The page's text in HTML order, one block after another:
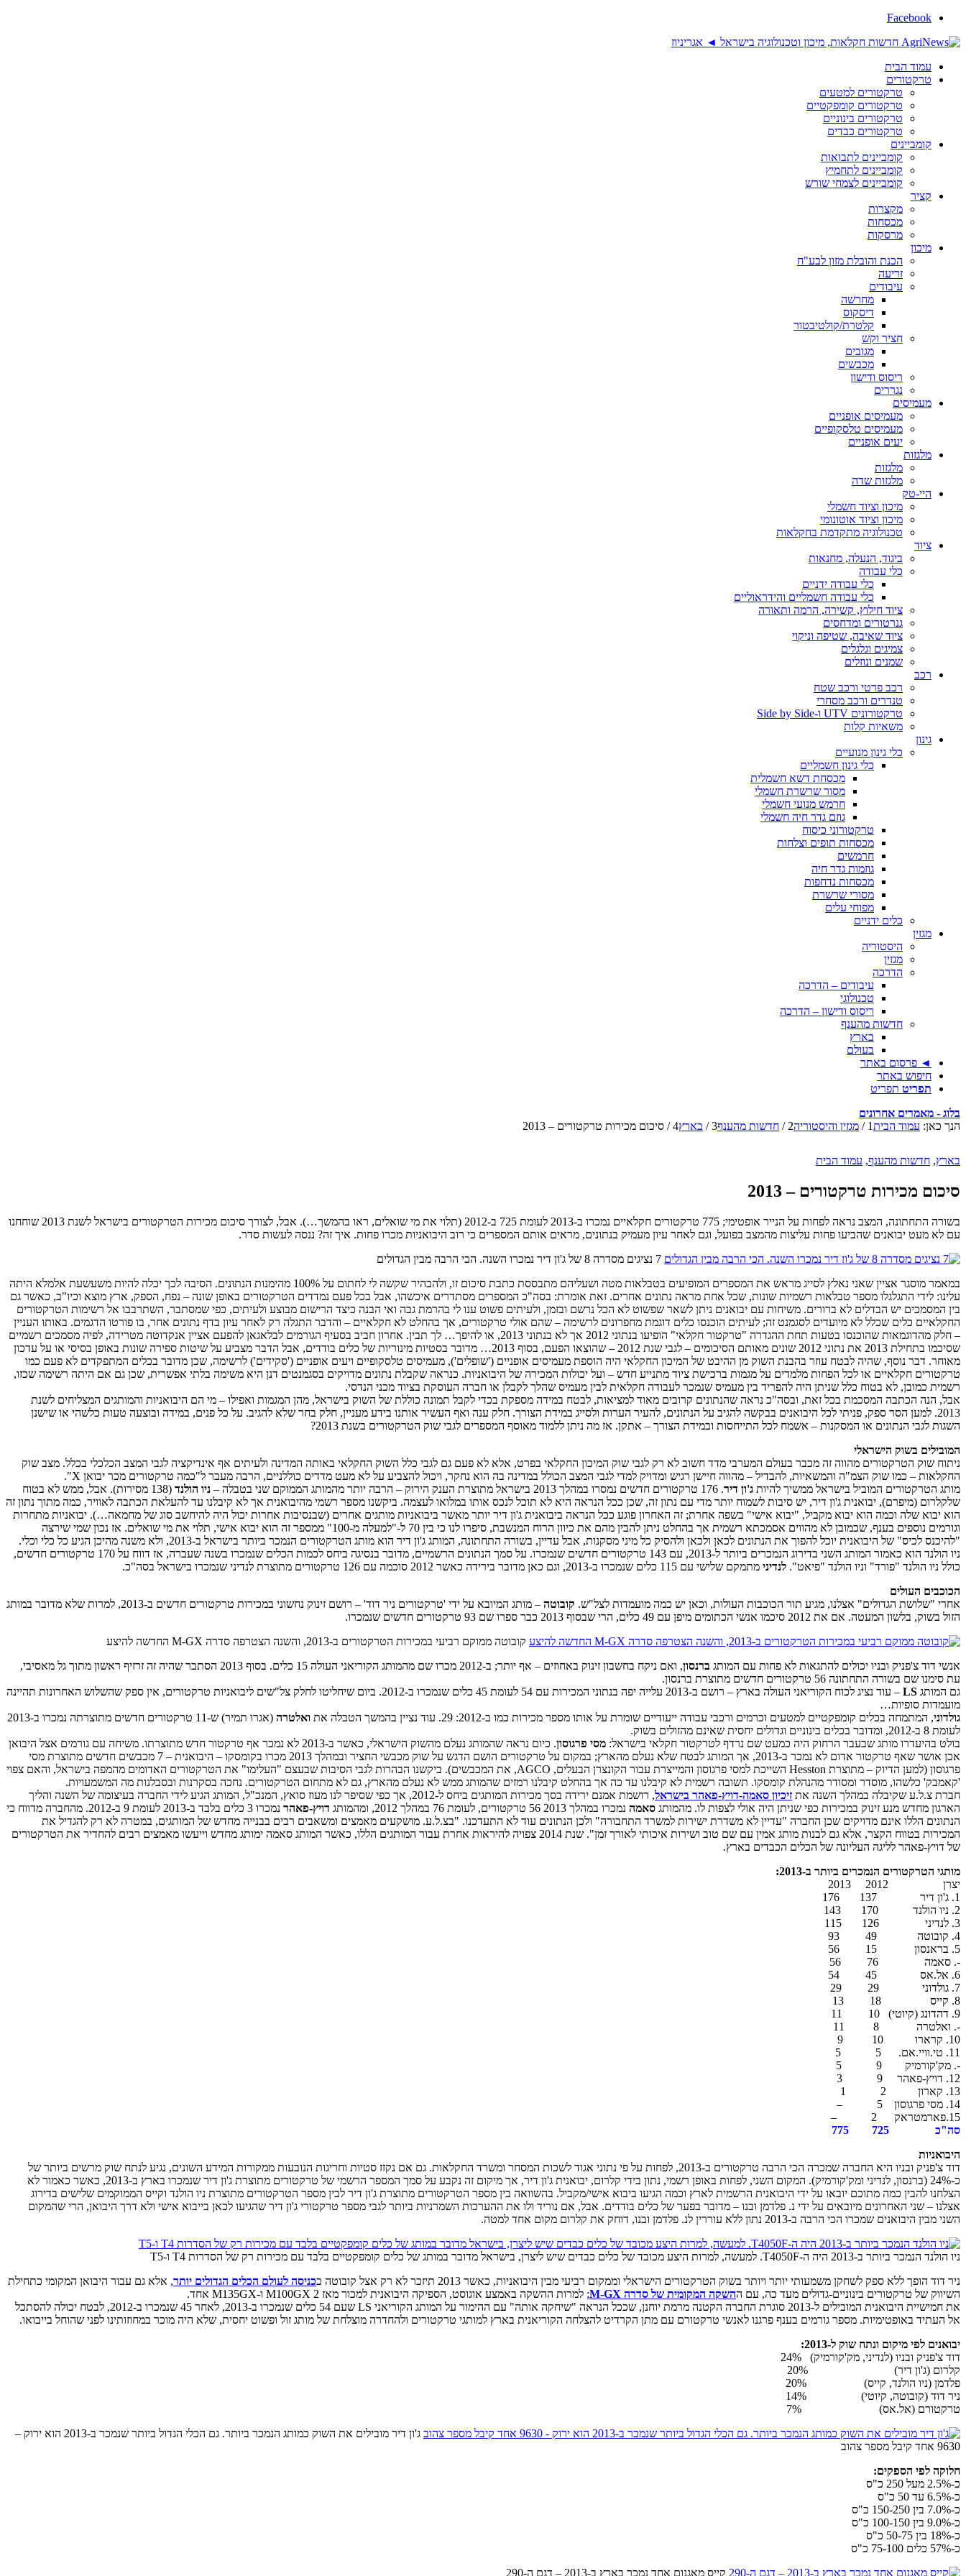
Facebook
עמוד הבית
טרקטורים
טרקטורים למטעים
טרקטורים קומפקטיים
טרקטורים בינוניים
טרקטורים כבדים
קומביינים
קומביינים לתבואות
קומביינים לתחמיץ
קומביינים לצמחי שורש
קציר
מקצרות
מכסחות
מרסקות
מיכון
הכנת והובלת מזון לבע"ח
זריעה
עיבודים
מחרשה
דיסקוס
קלטרת/קולטיבטור
חציר וקש
מגובים
מכבשים
ריסוס ודישון
נגררים
מעמיסים
מעמיסים אופניים
מעמיסים טלסקופיים
יעים אופניים
מלגזות
מלגזות
מלגזות שדה
היי-טק
מיכון וציוד חשמלי
מיכון וציוד אוטונומי
טכנולוגיה מתקדמת בחקלאות
ציוד
ביגוד, הנעלה, מחנאות
כלי עבודה
כלי עבודה ידניים
כלי עבודה חשמליים והידראוליים
ציוד חילוץ, קשירה, הרמה ותאורה
גנרטורים ומדחסים
ציוד שאיבה, שטיפה וניקוי
צמיגים וגלגלים
שמנים ונוזלים
רכב
רכב פרטי ורכב שטח
טנדרים ורכב מסחרי
טרקטורונים UTV ו-Side by Side
משאיות קלות
גינון
כלי גינון מנועיים
כלי גינון חשמליים
מכסחת דשא חשמלית
מסור שרשרת חשמלי
חרמש מנועי חשמלי
גוזם גדר חיה חשמלי
טרקטורוני כיסוח
מכסחות תופים וצלחות
חרמשים
גוזמות גדר חיה
מכסחות נדחפות
מסורי שרשרת
מפוחי עלים
כלים ידניים
מגזין
היסטוריה
מגזין
הדרכה
עיבודים – הדרכה
טכנולוגי
ריסוס ודישון – הדרכה
חדשות מהענף
בארץ
בעולם
◄ פרסום באתר
חיפוש באתר
תפריט תפריט
בלוג - מאמרים אחרונים
הנך כאן: עמוד הבית1
/ מגזין והיסטוריה2
/ חדשות מהענף3
/ בארץ4
/ סיכום מכירות טרקטורים – 2013
בארץ, חדשות מהענף, עמוד הבית
סיכום מכירות טרקטורים – 2013
בשורה התחתונה, המצב נראה לפחות על הנייר אופטימי; 775 טרקטורים חקלאיים נמכרו ב-2013 לעומת 725 ב-2012 (תלוי את מי שואלים, ראו בהמשך…). אבל, לצורך סיכום מכירות הטרקטורים בישראל לשנת 2013 שוחחנו
עם לא מעט יבואנים שהביעו פחות עליצות מהמצב בפועל, וגם לאחר עיון מעמיק בנתונים, מראים אותם המספרים כי רוב היבואניות מכרו פחות. איך זה? ננסה לעשות סדר.
במאמר מוסגר אציין שאני נאלץ לסייג מראש את המספרים המופיעים בטבלאות מטה ושעליהם מתבססת כתבת סיכום זו, ולהבהיר שקשה לי לחתום על 100% מהימנות הנתונים. הסיבה לכך יכלה להיות משעשעת אלמלא היתה
עלינו: לידי התגלגלו מספר טבלאות רשמיות שונות, שכל אחת מראה נתונים אחרים. זאת אומרת: בסה"כ המספרים מסתדרים איכשהו, אבל בכל פעם נמדדים הטרקטורים באופן שונה – נפח, הספק, ארץ מוצא וכיו"ב, כאשר גם
בין המסמכים יש הבדלים לא ברורים. משיחות עם יבואנים ניתן לשאר שפשוט לא הכל נרשם ובזמן, ולעיתים פשוט ענו לי בהרמת גבה ואי הבנה כיצד הרישום מבוצע ולעיתים, כפי שמסתבר, השתרבבו אל רשימות הטרקטורים
החקלאיים כלים שכלל לא מיועדים לסגמנט זה; לעיתים הוכנסו כלים דוגמת מחפרונים לרשימה – שהם אולי טרקטורים, אך בהחלט לא חקלאיים – והדבר התגלה רק לאחר עיון בדף נתונים אחר, בו פורטו הדגמים. באותו העניין
– חלק מהדוגמאות שהוכנסו בטעות תחת ההגדרה "טרקטור חקלאי" הופיעו בנתוני 2012 אך לא בנתוני 2013, או להיפך… לך תבין. אחרון חביב בסעיף הגורמים לבלאגאן להפעם אציין אנקדוטה מטרידה, לפיה מסמכים רשמיים
שסיכמו בתחילת 2013 את נתוני 2012 שונים מאותם הסיכומים – לגבי שנת 2012 – שהוצאו הפעם, בסוף 2013… מדובר בסטיות מינוריות של כלים בודדים, אבל הדבר מצביע על שיטות ספירה שונות באופן בסיסי או על עדכון
מאוחר. דבר נוסף, שהיה לבטח עוזר בהבנת השוק מן ההיבט של המיכון החקלאי היה הוספת מעמיסים אופניים ('שופלים'), מעמיסים טלסקופיים ויעים אופניים ('סקידים') לרשימה, שכן מדובר בכלים המתפקדים לא פעם כמו
טרקטורים חקלאיים או לכל הפחות מלמדים על מגמות ברכישת ציוד מתנייע חדש – ועל יכולות המכירה של היבואניות. כנראה שקבלת נתונים מדויקים בסגמנטים דנן היא משימה בלתי אפשרית, שכן גם אם היתה רשימה שכזו,
רשמית כמובן, לא בטוח כלל שניתן היה להפריד בין מעמיס שנמכר לעבודה חקלאית לבין מעמיס שהלך לקבלן או חברה העוסקת בציוד מכני הנדסי.
אבל, הנה הכתבה המסכמת בכל זאת, ובסה"כ נראה שהנתונים קרובים מאוד למציאות, לבטח במידה מספקת בכדי לקבל תמונה כוללת של השוק בישראל, מהן המגמות ואפילו – מי הם היבואניות והמותגים המצליחים לשנת
2013. למען הסר ספק, פניתי לכל היבואנים בבקשה להגיב על הנתונים, להעיר הערות ולסייג במידת הצורך. חלק ענה ואף העשיר אותנו בידע מעניין, חלק בחר שלא להגיב. על כל פנים, במידה ובוצעה טעות כלשהי או שישנן
השגות לגבי הנתונים או המסקנות – אשמח לכל התייחסות ובמידת הצורך – אתקן. אז מה ניתן ללמוד מאוסף המספרים לגבי שוק הטרקטורים בשנת 2013?
המובילים בשוק הישראלי
ניתוח שוק הטרקטורים מהווה זה מכבר בעולם המערבי מדד חשוב לא רק לגבי שוק המיכון החקלאי בפרט, אלא לא פעם גם לגבי כלל השוק החקלאי באותה המדינה ולעיתים אף אינדיקציה לגבי המצב הכלכלי בכלל. מצב שוק
החקלאות – כמו שוק הצמ"ה והמשאיות, להבדיל – מהווה חיישן רגיש ומדויק למדי לגבי המצב הכולל במדינה בה הוא נחקר, ויכול להצביע על לא מעט מדדים כוללניים, הרבה מעבר ל"כמה טרקטורים מכר יבואן X".
מותג הטרקטורים המוביל בישראל ממשיך להיות ג'ון דיר. 176 טרקטורים חדשים נמסרו במהלך 2013 בישראל מתוצרת הענק הירוק – הרבה יותר מהמותג הממוקם שני בטבלה – ניו הולנד
(138 מסירות). אבל, ממש לא בטוח
שלקלרום (מיפרם), יבואנית ג'ון דיר, יש סיבות לשמוח יותר מדי עם נתון זה, שכן ככל הנראה היא לא תוכל לנכס אותו במלואו לעצמה. ביקשנו מספר רשמי מהיבואנית אך לא קיבלנו עד להעלאת הכתבה לאוויר, כמה מתוך נתון זה
הוא יבוא שלה וכמה הוא יבוא מקביל, "יבוא אישי" בשפה אחרת; זה האחרון פוגע ככל הנראה ביבואנית ג'ון דיר יותר מאשר ביבואניות מותגים אחרים (שבנסיבות אחרות יכול היה להיחשב סוג של מחמאה…). יבואניות מתחרות
וגורמים נוספים בענף, שכמובן לא מהווים אסמכתא רשמית אך בהחלט ניתן להבין מהם את כיוון הרוח המנשבת, סיפרו לנו כי בין 70 ל-"למעלה מ-100" ממספר זה הוא יבוא אישי, תלוי את מי שואלים. אז נכון שמי שירצה
"להיכנס לכיס" של היבואנית יוכל להפוך את הנתונים לכאן ולכאן ולהסיק כל מיני מסקנות, אבל עדיין, בשורה התחתונה, המותג ג'ון דיר הוא מותג הטרקטורים הנמכר ביותר בישראל ב-2013, ולא משנה מהיכן הגיע כל כלי וכלי.
ניו הולנד הוא כאמור המותג השני בדירוג הנמכרים ביותר ל-2013, עם 143 טרקטורים חדשים שנמכרו. על סמך הנתונים הרשמיים, מדובר בנסיגה ביחס לכמות הכלים שנמכרו בשנה שעברה, אז דווח על 170 טרקטורים חדשים,
כולל ניו הולנד "פורד" וניו הולנד "פיאט". לנדיני מתמקם שלישי עם 115 כלים שנמכרו ב-2013, וגם כאן מדובר בירידה כאשר 2012 סוכמה עם 126 טרקטורים מתוצרת לנדיני שנמכרו בישראל בסה"כ.
הכוכבים העולים
אחרי "שלושת הגדולים" אצלנו, מגיע תור הכוכבות העולות, וכאן יש כמה מועמדות לצל"ש. קובוטה
– מותג המיובא על ידי 'טרקטורים ניר דוד' – רושם זינוק נחשוני במכירות טרקטורים חדשים ב-2013, למרות שלא מדובר במותג
הזול בשוק, בלשון המעטה. אם את 2012 סיכמו אנשי הכתומים מיפן עם 49 כלים, הרי שבסוף 2013 כבר ספרו שם 93 טרקטורים חדשים שנמכרו.
קובוטה ממוקם רביעי במכירות הטרקטורים ב-2013, והשנה הצטרפה סדרה M-GX החדשה להיצע
אנשי דוד צ'פניק ובניו יכולים להתגאות לא פחות עם המותג ברנסון
, ואם ניקח בחשבון זינוק באחוזים – אף יותר; ב-2012 מכרו שם מהמותג הקוריאני העולה 15 כלים. בסוף 2013 הסתבר שהיה זה זרזיף ראשון מתוך גל מאסיבי,
עת סימנו שם בשורה התחתונה 56 טרקטורים חדשים מתוצרת ברנסון.
גם המותג LS
– עוד נציג לכוח הקוריאני העולה בארץ – רושם ב-2013 עלייה יפה בנתוני המכירות עם 54 לעומת 45 כלים שנמכרו ב-2012. ביום שיחליטו לחלק צל"שים ליבואניות טרקטורים, אין ספק שהשלוש האחרונות תהיינה
מועמדות סופיות…
גולדוני, המתמחה בכלים קומפקטיים למטעים וכרמים ורכבי עבודה ייעודיים שומרת על אותו מספר מכירות כמו ב-2012: 29. עוד נציין בהמשך הטבלה את ואלטרה
(אגרו תמיר) ש-11 טרקטורים חדשים מתוצרתה נמכרו ב-2013
לעומת 8 ב-2012, ומדובר בכלים בינוניים וגדולים יחסית שאינם מהזולים בשוק.
בולט בהיעדרו מותג שבעבר הרחוק היה כמעט שם נרדף לטרקטור חקלאי בישראל: מסי פרגוסון
. כיום נראה שהמותג נעלם מהשוק הישראלי, כאשר ב-2013 לא נמכר אף טרקטור חדש מתוצרתו. משיחה עם גורמים אצל היבואן
אכן אושר שאף טרקטור אדום לא נמכר ב-2013, אך המותג לבטח שלא נעלם מהארץ; במקום על טרקטורים הושם הדגש על שוק מכבשי החציר ובמהלך 2013 מכרו בקומסקו – היבואנית – 7 מכבשים חדשים מתוצרת מסי
פרגוסון (למען הדיוק – מתוצרת Hesston השייכת למסי פרגוסון והמייצרת עבור הקונצרן הבעלים, AGCO, את המכבשים). ביקשנו הבהרות לגבי הסיבות שבעצם "העלימו" את הטרקטורים האדומים מהמפה בישראל, והאם צפוי
'קאמבק' כלשהו, מוסדר ומסודר מהנהלת קומסקו. תשובה רשמית לא קיבלנו עד כה אך בהחלט קיבלנו רמזים שהמותג ממש לא נעלם מהארץ, גם לא מתחום הטרקטורים. נחכה בסקרנות ובסבלנות מה המשמעויות.
חברת צ.ל.ע שקיבלה במהלך השנה את זיכיון סאמה-דויץ-פאהר בישראל
, רושמת אמנם ירידה בסך מכירות המותגים ביחס ל-2012, אך כפי שסיפר לנו מעוז סואץ, המנכ"ל, המותג הגיע לידי החברה בעיצומה של השנה והליך
הארגון מחדש מנע זינוק במכירות כפי שניתן היה אולי לצפות לו. מהמותג סאמה נמכרו במהלך 2013 56 טרקטורים, לעומת 76 במהלך 2012, ומהמותג דויץ-פאהר
נמכרו 3 כלים בלבד ב-2013 לעומת 9 ב-2012. מהחברה מדווח כי
הנתונים הללו אינם מדויקים שכן החברה "עדיין לא משדרת ישירות למשרד התחבורה" ולכן הנתונים עוד לא התעדכנו. "בצ.ל.ע. מושקעים מאמצים ומשאבים רבים בבנייה מחדש של המותגים, במטרה לא רק להגדיל את
המכירות בטווח הקצר, אלא גם לבנות מותג אמין עם שם טוב ושירות איכותי לאורך זמן". שנת 2014 צפויה להיראות אחרת עבור המותגים הללו, כאשר המותג סאמה ימותג מחדש וייעשו מאמצים רבים להחדיר את הטרקטורים
של דויץ-פאהר לליגה העליונה של הכלים הכבדים בארץ.
מותגי הטרקטורים הנמכרים ביותר ב-2013:
יצרן 2012 2013
1. ג'ון דיר 137 176
2. ניו הולנד 170 143
3. לנדיני 126 115
4. קובוטה 49 93
5. בראנסון 15 56
-. סאמה 76 56
6. אל.אס 45 54
7. גולדוני 29 29
8. קייס 18 13
9. דהדונג (קיוטי) 10 11
-. ואלטרה 8 11
10. קרארו 10 9
11. טי.וויי.אם. 5 5
-. מק'קורמיק 9 5
12. דויץ-פאהר 9 3
13. קארון 2 1
14. מסי פרגוסון 5 –
15.פארמטראק 2 –
סה"כ 725 775
היבואניות
דוד צ'פניק ובניו היא החברה שמכרה הכי הרבה טרקטורים ב-2013, לפחות על פי נתוני אגוד לשכות המסחר ומשרד החקלאות. גם אם נקזז סטיות וחריגות הנובעות ממקורות המידע השונים, נגיע לנתח שוק מרשים ביותר של
כ-24% (ברנסון, לנדיני ומק'קורמיק). המקום השני, לפחות באופן רשמי, נתון בידי קלרום, יבואנית ג'ון דיר, אך מיקום זה נקבע על סמך המספר הרשמי של טרקטורים מתוצרת ג'ון דיר שנמכרו בארץ ב-2013, כאשר כאמור לא
הצלחנו להבין כמה מתוכם יובאו על ידי היבואנית הרשמית לארץ וכמה הגיעו ביבוא אישי/מקביל. בהשוואה בין מספר הטרקטורים מתוצרת ג'ון דיר לבין מספר הטרקטורים מתוצרת ניו הולנד וקייס הממוקמים שלישים בדירוג
אצלנו – שני האחרונים מיובאים על ידי נ. פלדמן ובנו – מדובר בפער של כלים בודדים. אבל, אם נוריד ולו את ההערכות השמרניות ביותר לגבי מספר טרקטורי ג'ון דיר שהגיעו לכאן בייבוא אישי ולא דרך היבואן, הרי שהמקום
השני מבין היבואנים שמכרו הכי הרבה ב-2013 נתון ללא עוררין לנ. פלדמן ובנו, דוחק את קלרום מקום אחד למטה.
ניו הולנד הנמכר ביותר ב-2013 היה ה-T4050F. למעשה, למרות היצע מכובד של כלים כבדים שיש ליצרן, בישראל מדובר במותג של כלים קומפקטיים בלבד עם מכירות רק של הסדרות T4 ו-T5
ניר דוד הופך ללא ספק לשחקן משמעותי יותר ויותר בשוק הטרקטורים הישראלי וממקום רביעי מבין היבואניות, כאשר 2013 תיזכר לא רק אצל קובוטה כ
כניסה לעולם הכלים הגדולים יותר, אלא גם עבור היבואן המקומי כתחילת
השיווק של טרקטורים בינוניים-גדולים מעד כה, עם ההשקה המקומית של סדרה M-GX
; למרות ההשקה באמצע אוגוסט, הספיקה היבואנית למכור מאז 2 M100GX ו-M135GX אחד.
את חמישיית היבואנית המובילים ל-2013 סוגרת החברה הקטנה מרמת יוחנן, שככל הנראה "שיחקה אותה" עם ההימור על המותג הקוריאני LS שעם 54 כלים שנמכרו ב-2013, לאחר 45 שנמכרו ב-2012, לבטח יכולה להסתכל
אל העתיד באופטימיות. מספר גורמים בענף פרגנו לאנשי טרקטורם עם מתן הקרדיט להצלחה הקוריאנית בארץ למותגי טרקטורים ולהחדרה מוצלחת של מותג זול ופשוט יחסית, שלא היה מוכר במחוזותינו לפני שהוחל בייבואו.
יבואנים לפי מיקום ונתח שוק ל-2013:
דוד צ'פניק ובניו (לנדיני, מק'קורמיק) 24%
קלרום (ג'ון דיר) 20%
פלדמן (ניו הולנד, קייס) 20%
ניר דוד (קובוטה, קיוטי) 14%
טרקטורם (אל.אס) 7%
ג'ון דיר מובילים את השוק כמותג הנמכר ביותר. גם הכלי הגדול ביותר שנמכר ב-2013 הוא ירוק –
9630 אחד קיבל מספר צהוב
חלוקה לפי הספקים:
כ-2.5% מעל 250 כ"ס
כ-6.5% עד 50 כ"ס
כ-7.0% בין 150-250 כ"ס
כ-9.0% בין 100-150 כ"ס
כ-18% בין 50-75 כ"ס
כ-57% כלים 75-100 כ"ס
קייס מאגנום אחד נמכר בארץ ב-2013 – דגם ה-290